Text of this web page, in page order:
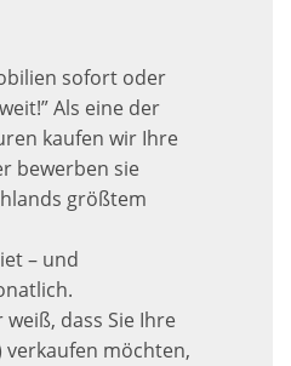
sofort oder
Als eine der
kaufen wir Ihre
bewerben sie
größtem
– und
dass Sie Ihre
möchten,